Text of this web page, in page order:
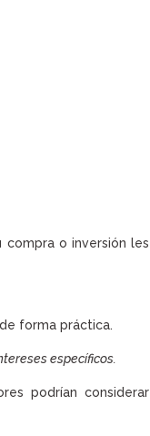
compra o inversión les
forma práctica.
específicos.
podrían considerar